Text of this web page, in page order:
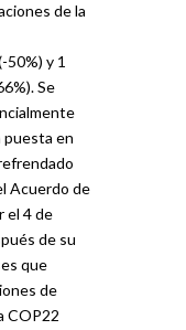
de la
y 1
Se
puesta en
Acuerdo de
el 4 de
de su
que
de
COP22